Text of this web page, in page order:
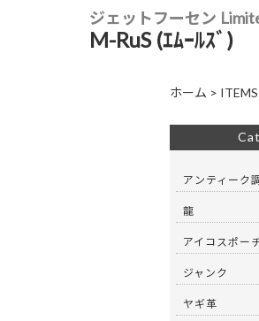
ジェットフーセン
M-RuS (ｴﾑｰﾙｽﾞ)
ホーム > ITEMS
アンティーク
龍
アイコスポー
ジャンク
ヤギ革